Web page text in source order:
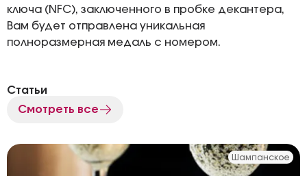
ключа (NFC), заключенного в пробке декантера,
Вам будет отправлена уникальная
полноразмерная медаль с номером.
Статьи
Смотреть все
Шампанское